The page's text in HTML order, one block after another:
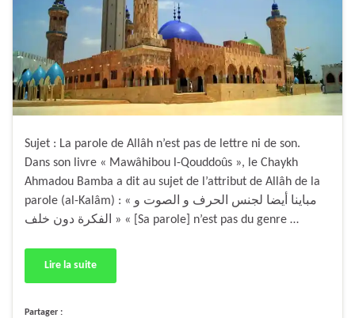
Sujet : La parole de Allâh n’est pas de lettre ni de son.
Dans son livre « Mawâhibou l-Qouddoûs », le Chaykh
Ahmadou Bamba a dit au sujet de l’attribut de Allâh de la
parole (al-Kalâm) : « مباينا أيضا لجنس الحرف و الصوت و
الفكرة دون خلف » « [Sa parole] n’est pas du genre …
Lire la suite
Partager :